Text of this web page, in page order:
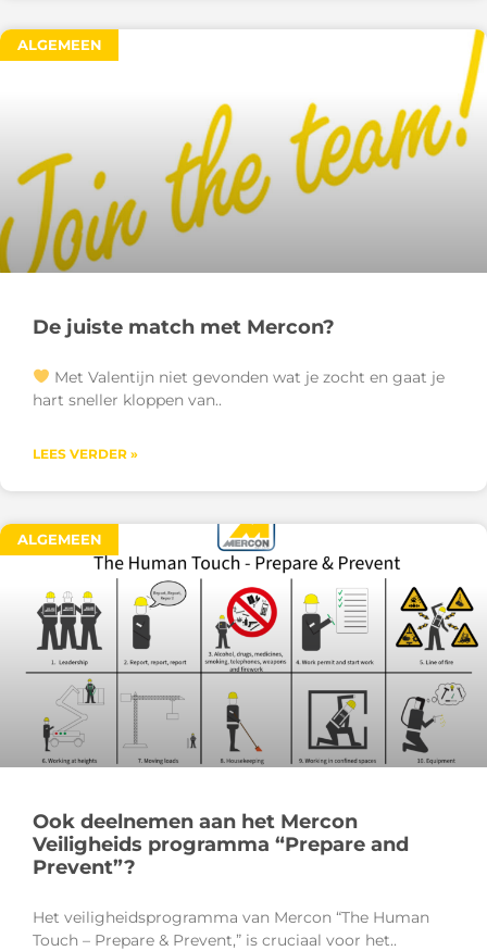
ALGEMEEN
De juiste match met Mercon?
Met Valentijn niet gevonden wat je zocht en gaat je
hart sneller kloppen van
LEES VERDER »
ALGEMEEN
Ook deelnemen aan het Mercon
Veiligheids programma “Prepare and
Prevent”?
Het veiligheidsprogramma van Mercon “The Human
Touch – Prepare & Prevent,” is cruciaal voor het